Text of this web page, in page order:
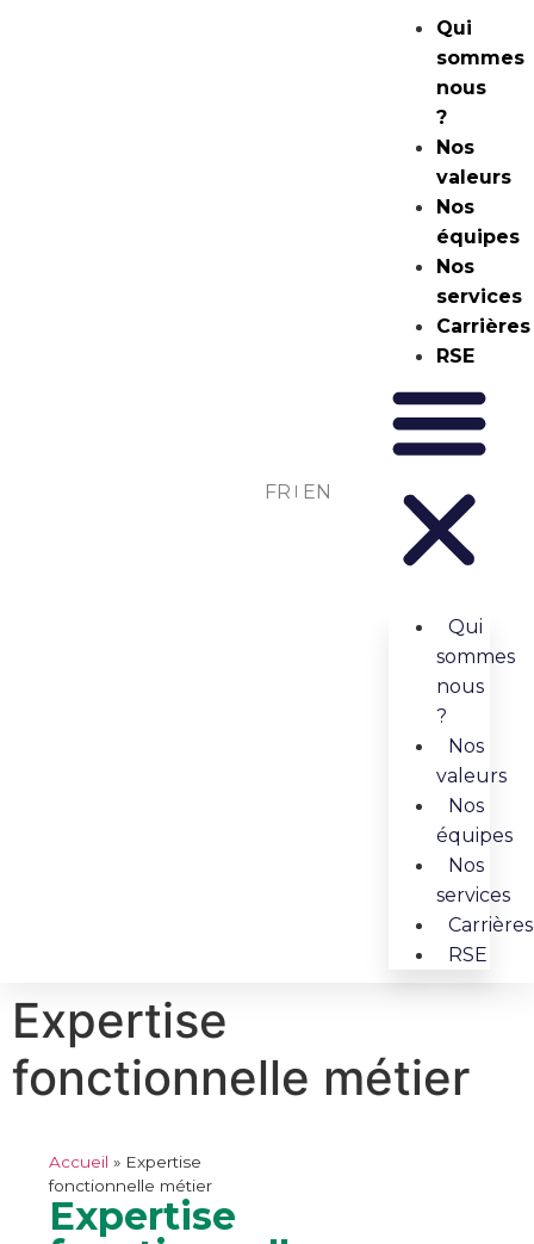
FR EN
Qui
sommes
nous
?
Nos
valeurs
Nos
équipes
Nos
services
Carrières
RSE
Qui
sommes
nous
?
Nos
valeurs
Nos
équipes
Nos
services
Carrières
RSE
Expertise
fonctionnelle métier
Accueil » Expertise
fonctionnelle métier
Expertise